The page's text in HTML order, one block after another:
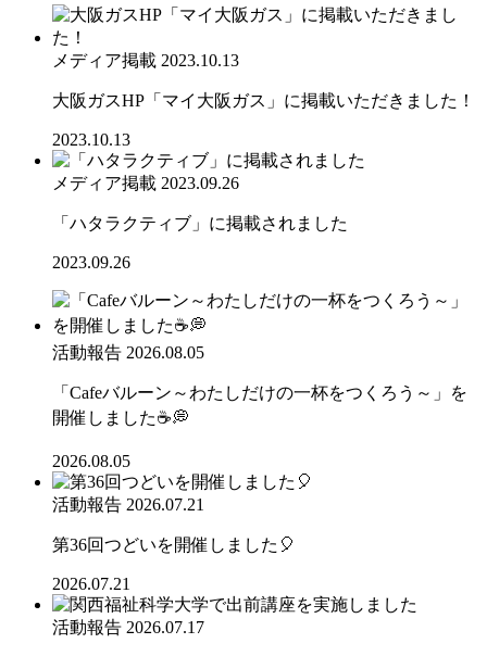
メディア掲載 2023.10.13
大阪ガスHP「マイ大阪ガス」に掲載いただきました！
2023.10.13
メディア掲載 2023.09.26
「ハタラクティブ」に掲載されました
2023.09.26
活動報告 2026.08.05
「Cafeバルーン～わたしだけの一杯をつくろう～」を
開催しました☕💭
2026.08.05
活動報告 2026.07.21
第36回つどいを開催しました🎈
2026.07.21
活動報告 2026.07.17